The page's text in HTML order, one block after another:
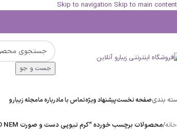
Skip to navigation Skip to main content
جست و جو
بندیصفحه نخستپیشنهاد ویژهتماس با مادرباره مامجله زیبارو
خانه/محصولات برچسب خورده “کرم تیوپی دست و صورت ARKO NEMآرکو مدل AVOKADO YAGI”